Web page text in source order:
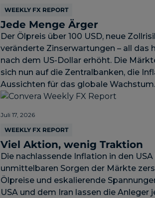
WEEKLY FX REPORT
Jede Menge Ärger
Der Ölpreis über 100 USD, neue
veränderte Zinserwartungen – all das
nach dem US-Dollar erhöht. Die
sich nun auf die Zentralbanken, die
Aussichten für das globale Wachstum.
Juli 17, 2026
WEEKLY FX REPORT
Viel Aktion, wenig Traktion
Die nachlassende Inflation in den
unmittelbaren Sorgen der Märkte
Ölpreise und eskalierende
USA und dem Iran lassen die Anleger